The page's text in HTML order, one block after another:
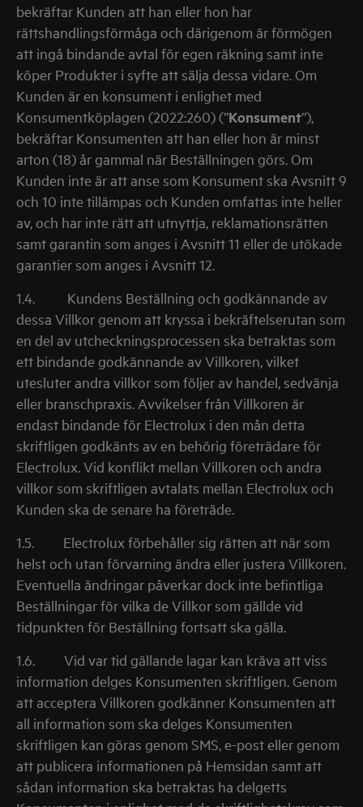
bekräftar Kunden att han eller hon har
rättshandlingsförmåga och därigenom är förmögen
att ingå bindande avtal för egen räkning samt inte
köper Produkter i syfte att sälja dessa vidare. Om
Kunden är en konsument i enlighet med
Konsumentköplagen (2022:260) (”Konsument”),
bekräftar Konsumenten att han eller hon är minst
arton (18) år gammal när Beställningen görs. Om
Kunden inte är att anse som Konsument ska Avsnitt 9
och 10 inte tillämpas och Kunden omfattas inte heller
av, och har inte rätt att utnyttja, reklamationsrätten
samt garantin som anges i Avsnitt 11 eller de utökade
garantier som anges i Avsnitt 12.
1.4. Kundens Beställning och godkännande av
dessa Villkor genom att kryssa i bekräftelserutan som
en del av utcheckningsprocessen ska betraktas som
ett bindande godkännande av Villkoren, vilket
utesluter andra villkor som följer av handel, sedvänja
eller branschpraxis. Avvikelser från Villkoren är
endast bindande för Electrolux i den mån detta
skriftligen godkänts av en behörig företrädare för
Electrolux. Vid konflikt mellan Villkoren och andra
villkor som skriftligen avtalats mellan Electrolux och
Kunden ska de senare ha företräde.
1.5. Electrolux förbehåller sig rätten att när som
helst och utan förvarning ändra eller justera Villkoren.
Eventuella ändringar påverkar dock inte befintliga
Beställningar för vilka de Villkor som gällde vid
tidpunkten för Beställning fortsatt ska gälla.
1.6. Vid var tid gällande lagar kan kräva att viss
information delges Konsumenten skriftligen. Genom
att acceptera Villkoren godkänner Konsumenten att
all information som ska delges Konsumenten
skriftligen kan göras genom SMS, e-post eller genom
att publicera informationen på Hemsidan samt att
sådan information ska betraktas ha delgetts